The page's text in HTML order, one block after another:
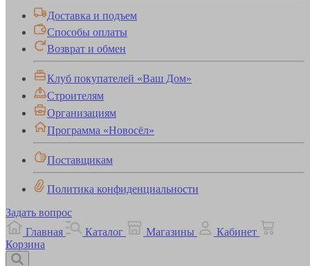
Доставка и подъем
Способы оплаты
Возврат и обмен
Клуб покупателей «Ваш Дом»
Строителям
Организациям
Программа «Новосёл»
Поставщикам
Политика конфиденциальности
Задать вопрос
Главная
Каталог Магазины
Кабинет
Корзина